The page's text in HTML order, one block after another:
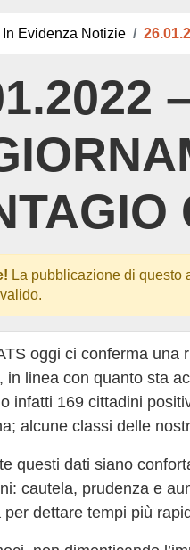
In Evidenza Notizie
La pubblicazione di questo
oggi ci conferma una
in linea con quanto sta
infatti 169 cittadini
alcune classi delle
questi dati siano
cautela, prudenza e
dettare tempi più